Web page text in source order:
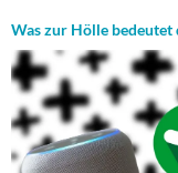
Was zur Hölle bedeutet